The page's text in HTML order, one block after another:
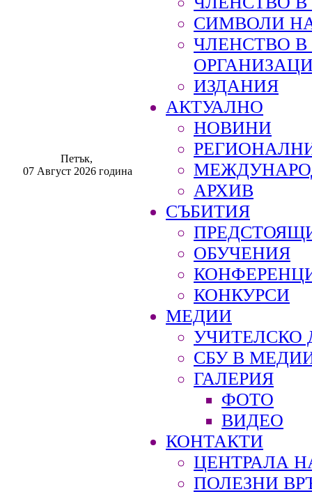
Петък,
07 Август 2026 година
СИМВОЛИ
ЧЛЕНСТВО
ИЗДАНИЯ
АКТУАЛНО
НОВИНИ
АРХИВ
СЪБИТИЯ
ОБУЧЕНИЯ
КОНКУРСИ
МЕДИИ
УЧИТЕЛСКО
СБУ В
ГАЛЕРИЯ
ФОТО
ВИДЕО
КОНТАКТИ
ЦЕНТРАЛА
ПОЛЕЗНИ